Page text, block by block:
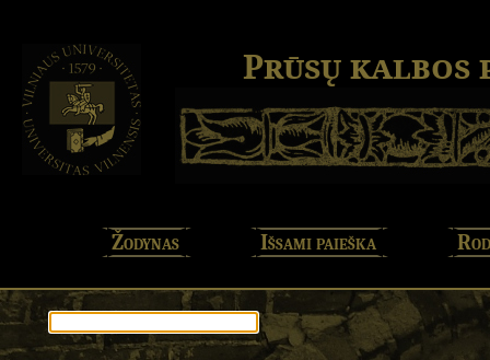
Prūsų kalbos
Žodynas Išsami paieška